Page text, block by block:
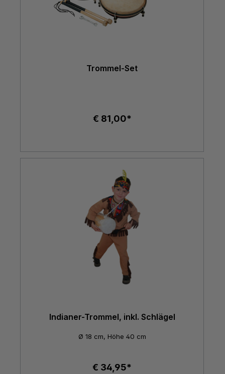
Trommel-Set
€ 81,00*
Indianer-Trommel, inkl. Schlägel
Ø 18 cm, Höhe 40 cm
€ 34,95*